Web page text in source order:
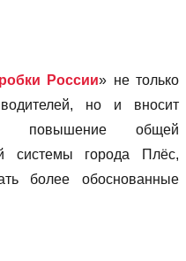
России» не только
но и вносит
повышение общей
системы города Плёс,
более обоснованные